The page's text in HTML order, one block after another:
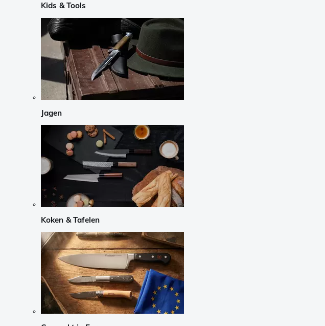
Kids & Tools
Jagen
Koken & Tafelen